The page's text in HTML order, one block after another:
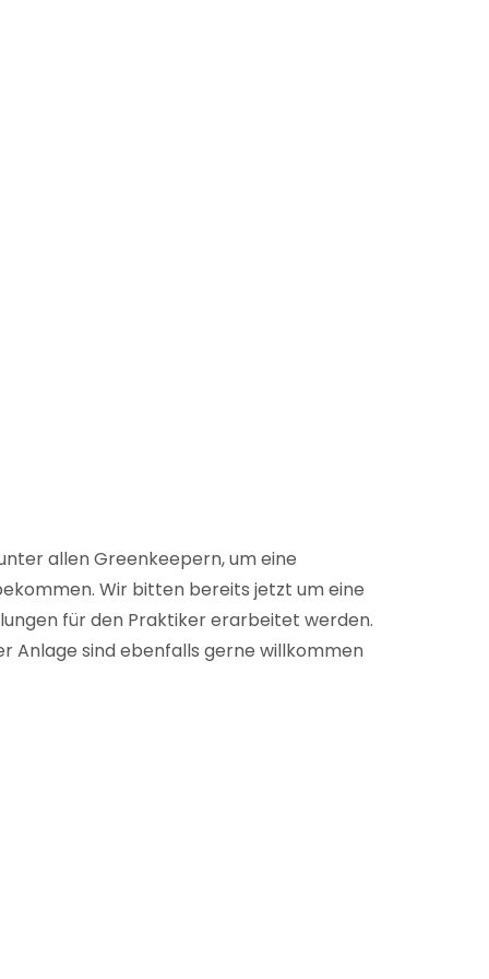
allen Greenkeepern, um eine
Wir bitten bereits jetzt um eine
für den Praktiker erarbeitet werden.
Anlage sind ebenfalls gerne willkommen